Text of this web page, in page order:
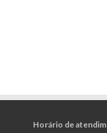
Horário de